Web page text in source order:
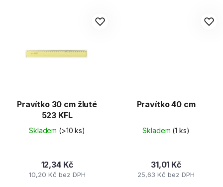
Pravítko 30 cm žluté
523 KFL
Skladem (>10 ks)
10,20 Kč bez DPH
12,34 Kč
Pravítko 40 cm
Skladem (1 ks)
25,63 Kč bez DPH
31,01 Kč